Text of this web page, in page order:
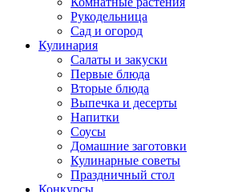
Рукодельница
Сад и огород
Кулинария
Салаты и закуски
Первые блюда
Вторые блюда
Выпечка и десерты
Напитки
Соусы
Домашние заготовки
Кулинарные советы
Праздничный стол